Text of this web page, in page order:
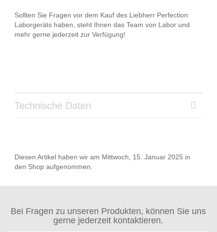
Sollten Sie Fragen vor dem Kauf des Liebherr Perfection
Laborgeräts haben, steht Ihnen das Team von Labor und
mehr gerne jederzeit zur Verfügung!
Technische Daten
Diesen Artikel haben wir am Mittwoch, 15. Januar 2025 in
den Shop aufgenommen.
Bei Fragen zu unseren Produkten, können Sie uns
gerne jederzeit kontaktieren.